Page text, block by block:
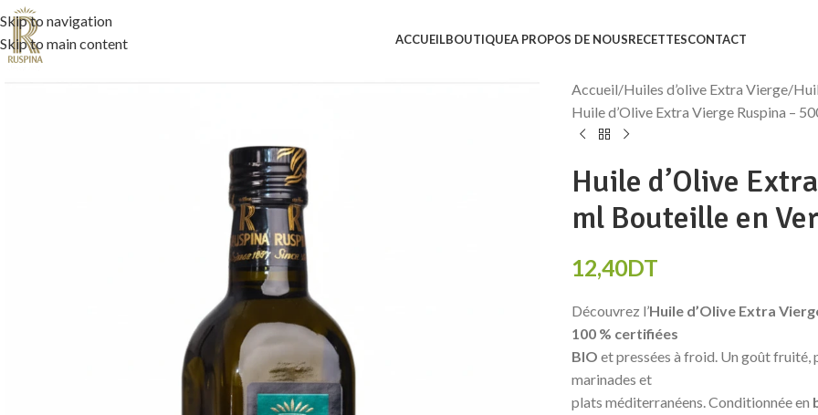
Skip to navigation
Skip to main content
ACCUEILBOUTIQUEA PROPOS DE NOUSRECETTESCONTACT
Accueil Huiles d’olive Extra Vierge
Huile d’Olive Extra Vierge Ruspina –
Huile d’Olive
ml Bouteille en
12,40DT
Découvrez l’Huile d’Olive Extra
100 % certifiées
BIO et pressées à froid. Un goût fruité,
marinades et
plats méditerranéens. Conditionnée en